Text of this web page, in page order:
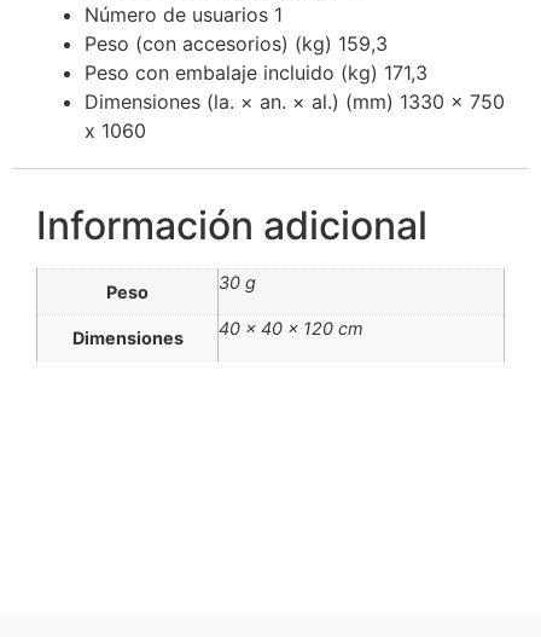
Número de usuarios 1
Peso (con accesorios) (kg) 159,3
Peso con embalaje incluido (kg) 171,3
Dimensiones (la. × an. × al.) (mm) 1330 x 750
x 1060
Información adicional
Peso 30 g
Dimensiones 40 × 40 × 120 cm